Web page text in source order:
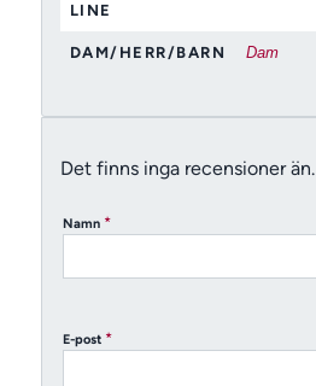
LINE
DAM/HERR/BARN Dam
Det finns inga recensioner än.
Namn *
E-post *